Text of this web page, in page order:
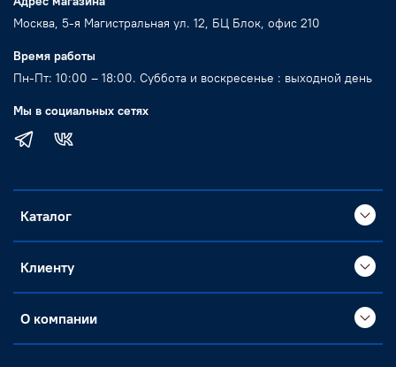
Москва, 5-я Магистральная ул. 12, БЦ Блок, офис 210
Время работы
Пн-Пт: 10:00 – 18:00. Суббота и воскресенье : выходной день
Мы в социальных сетях
Каталог
Клиенту
О компании